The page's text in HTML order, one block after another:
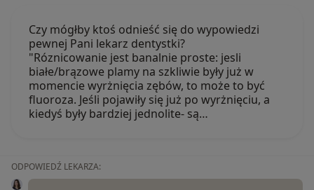
Czy mógłby ktoś odnieść się do wypowiedzi
pewnej Pani lekarz dentystki?
"Róznicowanie jest banalnie proste: jesli
białe/brązowe plamy na szkliwie były już w
momencie wyrżnięcia zębów, to może to być
fluoroza. Jeśli pojawiły się już po wyrżnięciu, a
kiedyś były bardziej jednolite- są…
ODPOWIEDŹ LEKARZA: